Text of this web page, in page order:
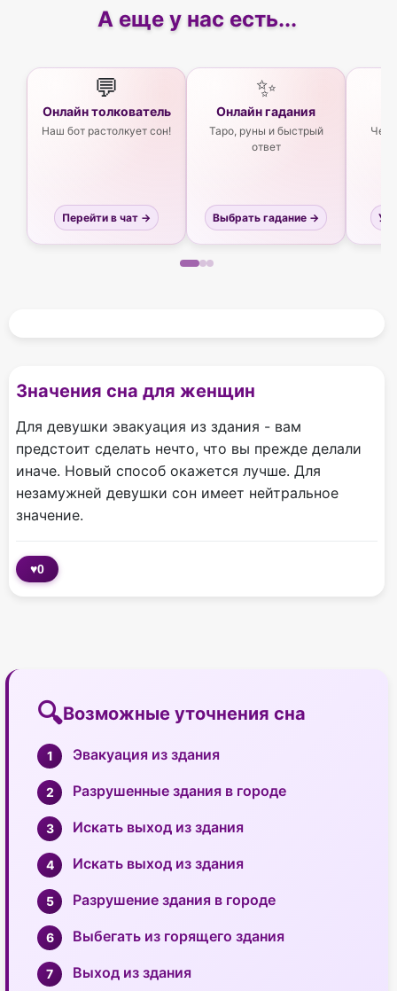
А еще у нас есть...
💬
Онлайн толкователь
Наш бот растолкует сон!
Перейти в чат →
✨
Онлайн гадания
Таро, руны и быстрый
ответ
Выбрать гадание →
Значения сна для женщин
Для девушки эвакуация из здания - вам
предстоит сделать нечто, что вы прежде делали
иначе. Новый способ окажется лучше. Для
незамужней девушки сон имеет нейтральное
значение.
♥0
Возможные уточнения сна
Эвакуация из здания
Разрушенные здания в городе
Искать выход из здания
Искать выход из здания
Разрушение здания в городе
Выбегать из горящего здания
Выход из здания